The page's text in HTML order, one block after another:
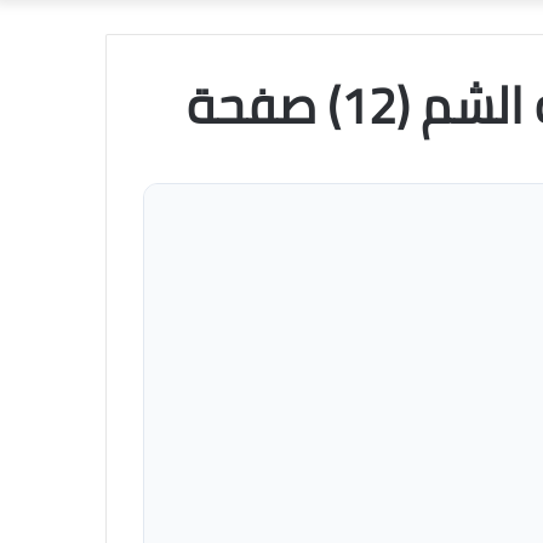
عشوائي
صفحة